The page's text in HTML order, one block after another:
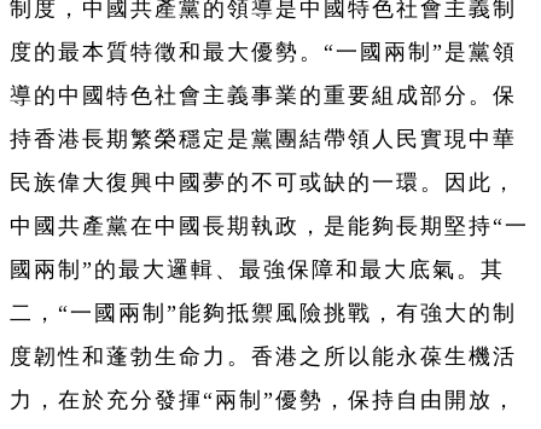
制度，中國共產黨的領導是中國特色社會主義制
度的最本質特徵和最大優勢。“一國兩制”是黨領
導的中國特色社會主義事業的重要組成部分。保
持香港長期繁榮穩定是黨團結帶領人民實現中華
民族偉大復興中國夢的不可或缺的一環。因此，
中國共產黨在中國長期執政，是能夠長期堅持“一
國兩制”的最大邏輯、最強保障和最大底氣。其
二，“一國兩制”能夠抵禦風險挑戰，有強大的制
度韌性和蓬勃生命力。香港之所以能永葆生機活
力，在於充分發揮“兩制”優勢，保持自由開放，